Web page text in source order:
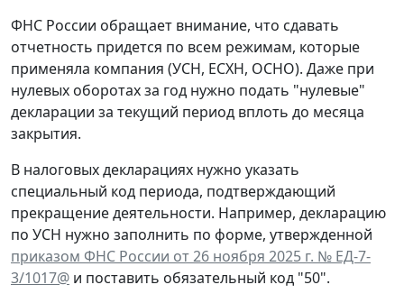
ФНС России обращает внимание, что сдавать
отчетность придется по всем режимам, которые
применяла компания (УСН, ЕСХН, ОСНО). Даже при
нулевых оборотах за год нужно подать "нулевые"
декларации за текущий период вплоть до месяца
закрытия.
В налоговых декларациях нужно указать
специальный код периода, подтверждающий
прекращение деятельности. Например, декларацию
по УСН нужно заполнить по форме, утвержденной
приказом ФНС России от 26 ноября 2025 г. № ЕД-7-
3/1017@ и поставить обязательный код "50".